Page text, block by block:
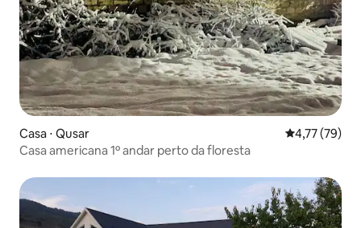
Casa ⋅ Qusar 4,77 de uma
4,77 (79)
Casa americana 1º andar perto da floresta